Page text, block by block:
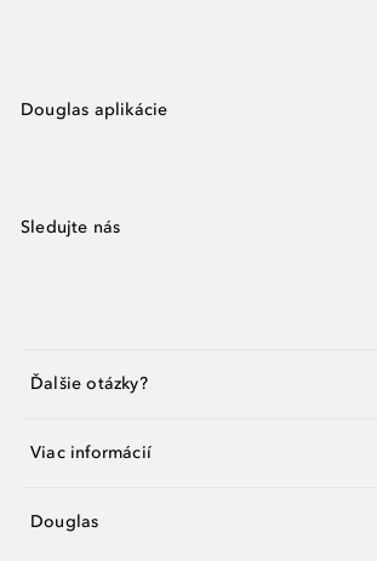
Douglas aplikácie
Sledujte nás
Ďalšie otázky?
Viac informácií
Douglas